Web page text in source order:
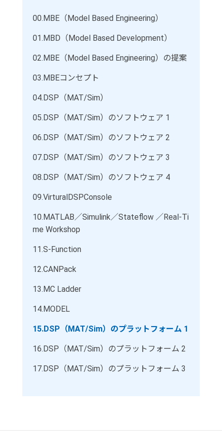
00.MBE（Model Based Engineering）
01.MBD（Model Based Development）
02.MBE（Model Based Engineering）の提案
03.MBEコンセプト
04.DSP（MAT/Sim）
05.DSP（MAT/Sim）のソフトウェア 1
06.DSP（MAT/Sim）のソフトウェア 2
07.DSP（MAT/Sim）のソフトウェア 3
08.DSP（MAT/Sim）のソフトウェア 4
09.VirturalDSPConsole
10.MATLAB／Simulink／Stateflow ／Real-Ti
me Workshop
11.S-Function
12.CANPack
13.MC Ladder
14.MODEL
15.DSP（MAT/Sim）のプラットフォーム 1
16.DSP（MAT/Sim）のプラットフォーム 2
17.DSP（MAT/Sim）のプラットフォーム 3